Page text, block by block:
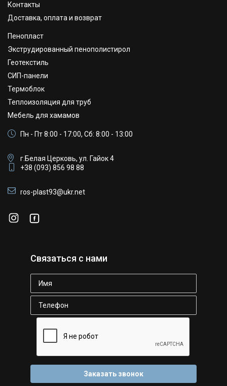
Контакты
Доставка, оплата и возврат
Пенопласт
Экструдированный пенополистирол
Геотекстиль
СИП-панели
Термоблок
Теплоизоляция для труб
Мебель для хамамов
Пн - Пт 8:00 - 17:00, Сб: 8:00 - 13:00
г.Белая Церковь, ул. Гайок 4
+38 (093) 856 98 88
ros-plast93@ukr.net
Связаться с нами